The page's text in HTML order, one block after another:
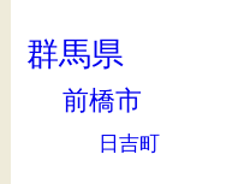
群馬県
前橋市
日吉町